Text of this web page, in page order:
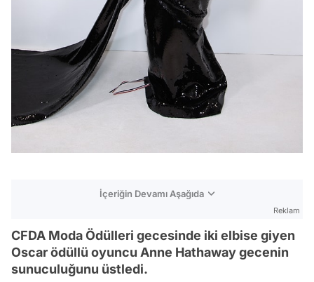
İçeriğin Devamı Aşağıda
Reklam
CFDA Moda Ödülleri gecesinde iki elbise giyen
Oscar ödüllü oyuncu Anne Hathaway gecenin
sunuculuğunu üstledi.